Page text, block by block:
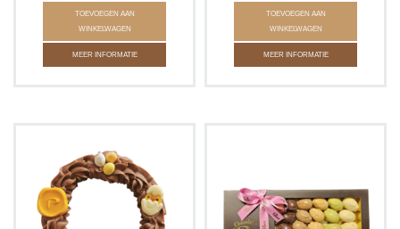
TOEVOEGEN AAN
WINKELWAGEN
MEER INFORMATIE
TOEVOEGEN AAN
WINKELWAGEN
MEER INFORMATIE